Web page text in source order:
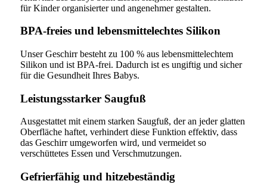
für Kinder organisierter und angenehmer gestalten.
BPA-freies und lebensmittelechtes Silikon
Unser Geschirr besteht zu 100 % aus lebensmittelechtem
Silikon und ist BPA-frei. Dadurch ist es ungiftig und sicher
für die Gesundheit Ihres Babys.
Leistungsstarker Saugfuß
Ausgestattet mit einem starken Saugfuß, der an jeder glatten
Oberfläche haftet, verhindert diese Funktion effektiv, dass
das Geschirr umgeworfen wird, und vermeidet so
verschüttetes Essen und Verschmutzungen.
Gefrierfähig und hitzebeständig